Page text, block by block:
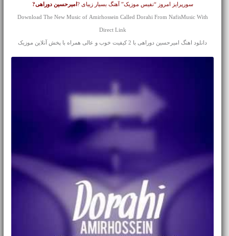
سورپرایز امروز “نفیس موزیک” آهنگ بسیار زیبای ?امیرحسین دوراهی?
Download The New Music of Amirhossein Called Dorahi From NafisMusic With
Direct Link
دانلود اهنگ امیرحسین دوراهی با 2 کیفیت خوب و عالی همراه با پخش آنلاین موزیک